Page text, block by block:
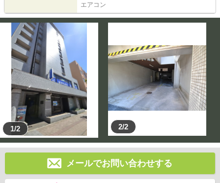
エアコン
1/2 2/2
メールでお問い合わせする